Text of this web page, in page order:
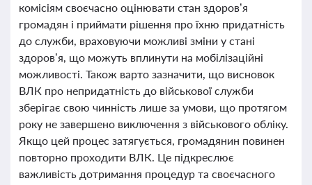
комісіям своєчасно оцінювати стан здоров’я
громадян і приймати рішення про їхню придатність
до служби, враховуючи можливі зміни у стані
здоров’я, що можуть вплинути на мобілізаційні
можливості. Також варто зазначити, що висновок
ВЛК про непридатність до військової служби
зберігає свою чинність лише за умови, що протягом
року не завершено виключення з військового обліку.
Якщо цей процес затягується, громадянин повинен
повторно проходити ВЛК. Це підкреслює
важливість дотримання процедур та своєчасного